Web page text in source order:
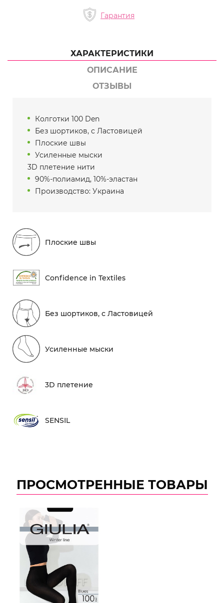
Гарантия
ХАРАКТЕРИСТИКИ
ОПИСАНИЕ
ОТЗЫВЫ
Колготки 100 Den
Без шортиков, с Ластовицей
Плоские швы
Усиленные мыски
3D плетение нити
90%-полиамид, 10%-эластан
Производство: Украина
Плоские швы
Conf​idence in Textiles
Без шортиков, с Ластовицей
Усиленные мыски
3D плетение
SENSIL
ПРОСМОТРЕННЫЕ ТОВАРЫ